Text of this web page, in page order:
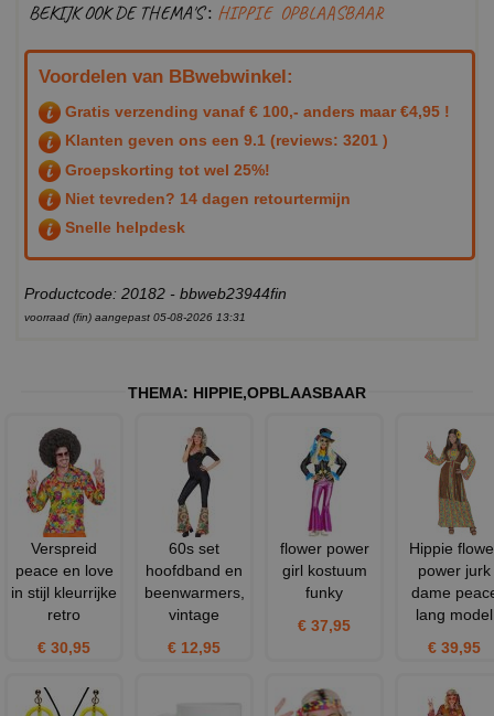
BEKIJK OOK DE THEMA'S : HIPPIE OPBLAASBAAR
Voordelen van BBwebwinkel:
Gratis verzending vanaf € 100,- anders maar €4,95 !
Klanten geven ons een 9.1 (reviews: 3201 )
Groepskorting tot wel 25%!
Niet tevreden? 14 dagen retourtermijn
Snelle helpdesk
Productcode: 20182 - bbweb23944fin
voorraad (fin) aangepast 05-08-2026 13:31
THEMA: HIPPIE,OPBLAASBAAR
Verspreid
peace en love
in stijl kleurrijke
retro
€ 30,95
60s set
hoofdband en
beenwarmers,
vintage
€ 12,95
flower power
girl kostuum
funky
€ 37,95
Hippie
power jurk
dame
lang model
€ 39,95